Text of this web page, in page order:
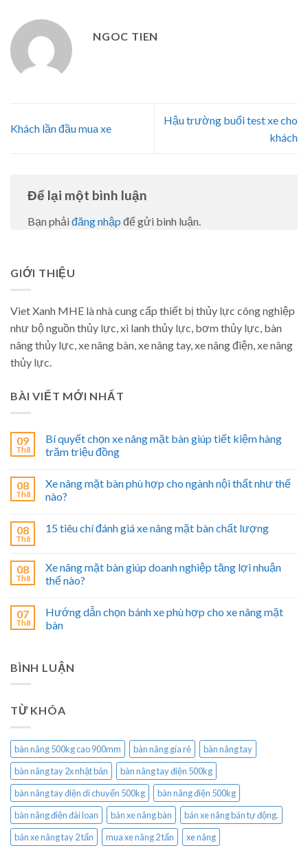
NGOC TIEN
Khách lần đầu mua xe
Hậu trường buổi test xe cho
khách
Để lại một bình luận
Bạn phải đăng nhập để gửi bình luận.
GIỚI THIỆU
Viet Xanh MHE là nhà cung cấp thiết bị thủy lực công nghiệp
như bộ nguồn thủy lực, xi lanh thủy lực, bơm thủy lực, bàn
nâng thủy lực, xe nâng bàn, xe nâng tay, xe nâng điện, xe nâng
thủy lực.
BÀI VIẾT MỚI NHẤT
09
Th8
Bí quyết chọn xe nâng mặt bàn giúp tiết kiệm hàng
trăm triệu đồng
08
Th8
Xe nâng mặt bàn phù hợp cho ngành nội thất như thế
nào?
08
Th8
15 tiêu chí đánh giá xe nâng mặt bàn chất lượng
08
Th8
Xe nâng mặt bàn giúp doanh nghiệp tăng lợi nhuận
thế nào?
07
Th8
Hướng dẫn chọn bánh xe phù hợp cho xe nâng mặt
bàn
BÌNH LUẬN
TỪ KHÓA
bàn nâng 500kg cao 900mm bàn nâng gía rẻ
bàn nâng tay
bàn nâng tay 2x nhật bản
bàn nâng tay điện 500kg
bàn nâng tay điện di chuyển 500kg
bàn nâng điện 500kg
bàn nâng điện đài loan
bán xe nâng bàn
bán xe nâng bán tự động.
bán xe nâng tay 2 tấn
mua xe nâng 2 tấn xe nâng